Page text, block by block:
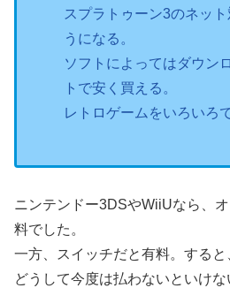
スプラトゥーン3のネッ
うになる。
ソフトによってはダウン
トで安く買える。
レトロゲームをいろいろ
ニンテンドー3DSやWiiUなら、
料でした。
一方、スイッチだと有料。する
どうして今度は払わないといけ